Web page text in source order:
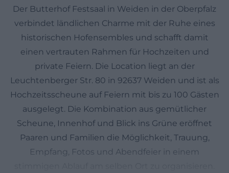
Der Butterhof Festsaal in Weiden in der Oberpfalz
verbindet ländlichen Charme mit der Ruhe eines
historischen Hofensembles und schafft damit
einen vertrauten Rahmen für Hochzeiten und
private Feiern. Die Location liegt an der
Leuchtenberger Str. 80 in 92637 Weiden und ist als
Hochzeitsscheune auf Feiern mit bis zu 100 Gästen
ausgelegt. Die Kombination aus gemütlicher
Scheune, Innenhof und Blick ins Grüne eröffnet
Paaren und Familien die Möglichkeit, Trauung,
Empfang, Fotos und Abendfeier in einem